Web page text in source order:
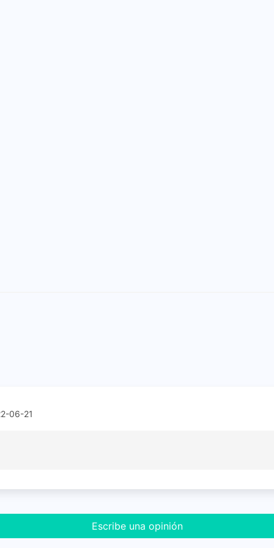
06-21
Escribe una opinión